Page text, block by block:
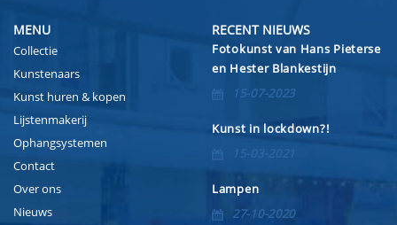
MENU
Collectie
Kunstenaars
Kunst huren & kopen
Lijstenmakerij
Ophangsystemen
Contact
Over ons
Nieuws
RECENT NIEUWS
Fotokunst van Hans Pieterse
en Hester Blankestijn
15-07-2023
Kunst in lockdown?!
15-03-2021
Lampen
27-10-2020